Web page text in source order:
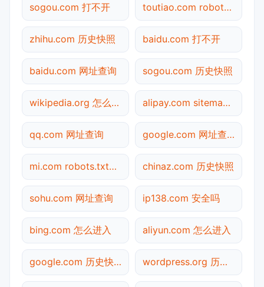
sogou.com 打不开 toutiao.com robots.txt检测
zhihu.com 历史快照 baidu.com 打不开
baidu.com 网址查询 sogou.com 历史快照
wikipedia.org 怎么进入 alipay.com sitemap.xml检测
qq.com 网址查询 google.com 网址查询
mi.com robots.txt检测 chinaz.com 历史快照
sohu.com 网址查询 ip138.com 安全吗
bing.com 怎么进入 aliyun.com 怎么进入
google.com 历史快照 wordpress.org 历史快照